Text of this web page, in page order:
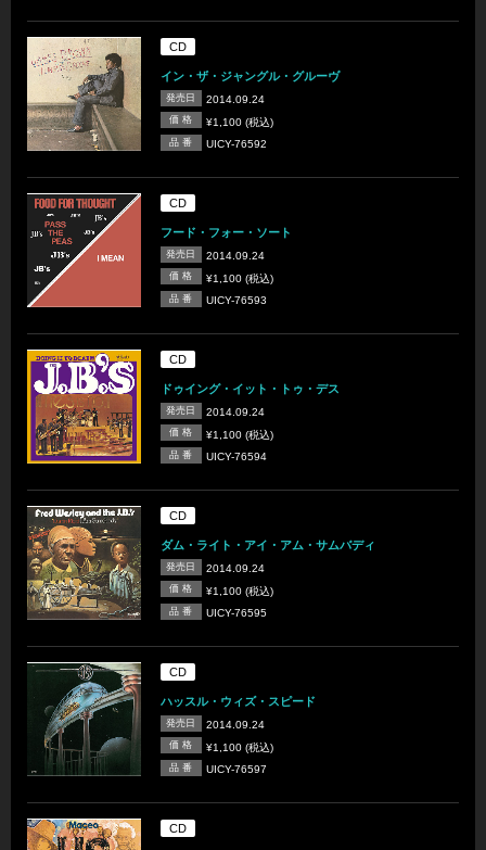
CD
イン・ザ・ジャングル・グルーヴ
発売日 2014.09.24
価 格 ¥1,100 (税込)
品 番 UICY-76592
CD
フード・フォー・ソート
発売日 2014.09.24
価 格 ¥1,100 (税込)
品 番 UICY-76593
CD
ドゥイング・イット・トゥ・デス
発売日 2014.09.24
価 格 ¥1,100 (税込)
品 番 UICY-76594
CD
ダム・ライト・アイ・アム・サムバディ
発売日 2014.09.24
価 格 ¥1,100 (税込)
品 番 UICY-76595
CD
ハッスル・ウィズ・スピード
発売日 2014.09.24
価 格 ¥1,100 (税込)
品 番 UICY-76597
CD